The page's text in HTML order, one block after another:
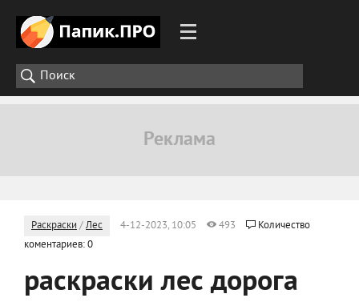
Раскраски /Лес 4-12-2023, 10:05 493
Количество
коментариев: 0
раскраски лес дорога